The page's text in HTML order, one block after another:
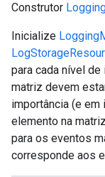
Construtor
Inicialize
para cada nível
matriz devem
importância (e
elemento na
para os eventos
corresponde aos